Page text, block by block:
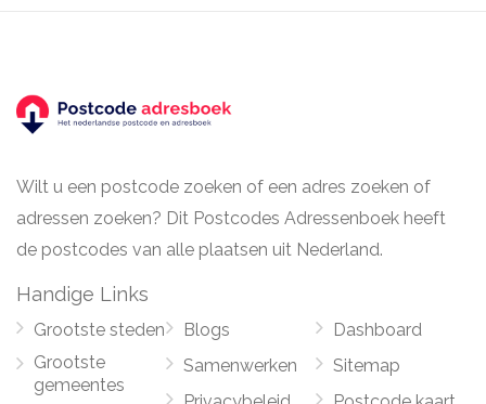
Wilt u een postcode zoeken of een adres zoeken of
adressen zoeken? Dit Postcodes Adressenboek heeft
de postcodes van alle plaatsen uit Nederland.
Handige Links
Grootste steden
Grootste
gemeentes
Blogs
Samenwerken
Dashboard
Sitemap